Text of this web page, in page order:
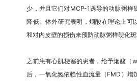
少，并且它们对MCP-1诱导的动脉粥样
降低。体外研究表明，烟酸在理论上可
和对内皮壁的损伤来预防动脉粥样硬化斑
之前患有心肌梗塞的患者，给予烟酸（
后，一氧化氮依赖性血流量（FMD）增